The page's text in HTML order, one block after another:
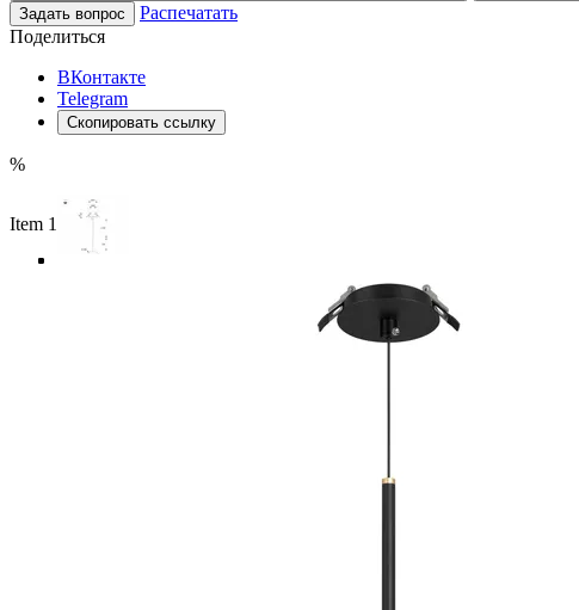
Задать вопрос
Распечатать
Поделиться
ВКонтакте
Telegram
Скопировать ссылку
%
Item 1 of 4